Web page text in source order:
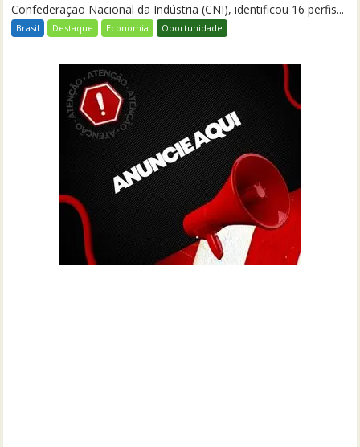
Confederação Nacional da Indústria (CNI), identificou 16 perfis...
Brasil Destaque Economia Oportunidade